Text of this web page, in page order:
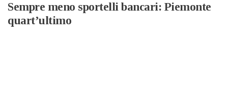
Sempre meno sportelli bancari: Piemonte
quart’ultimo